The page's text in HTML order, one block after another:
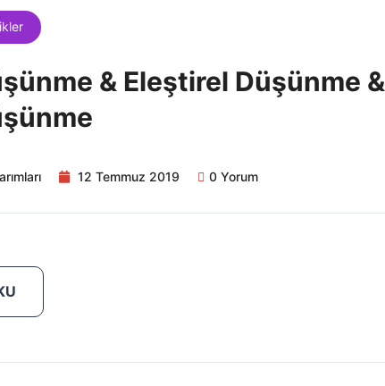
& Eleştirel Düşünme &
12 Temmuz 2019 0 Yorum